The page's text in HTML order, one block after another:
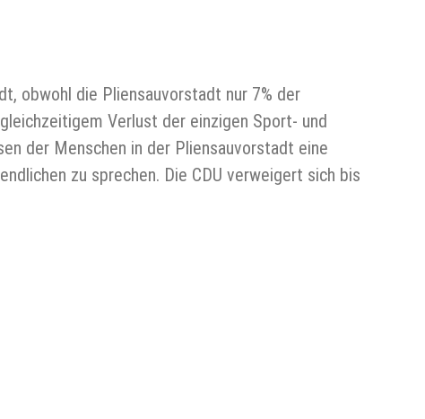
obwohl die Pliensauvorstadt nur 7% der
Verlust der einzigen Sport- und
der Menschen in der Pliensauvorstadt eine
zu sprechen. Die CDU verweigert sich bis